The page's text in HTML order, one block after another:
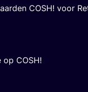
COSH! voor
COSH!